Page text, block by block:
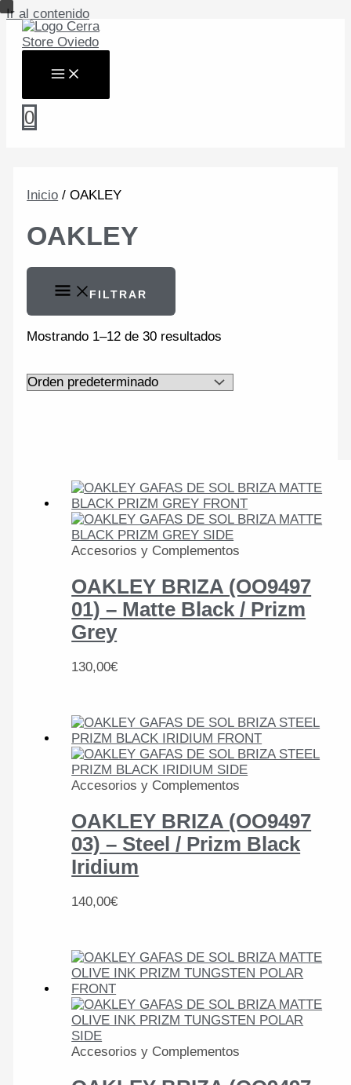
Ir al contenido
0
Inicio / OAKLEY
OAKLEY
FILTRAR
Mostrando 1–12 de 30 resultados
Accesorios y Complementos
OAKLEY BRIZA (OO9497
01) – Matte Black / Prizm
Grey
130,00€
Accesorios y Complementos
OAKLEY BRIZA (OO9497
03) – Steel / Prizm Black
Iridium
140,00€
Accesorios y Complementos